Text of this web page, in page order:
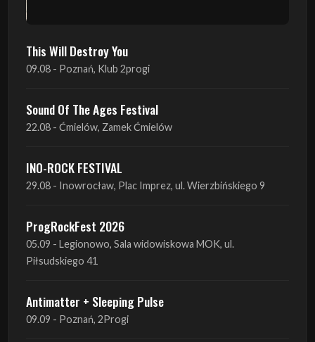
09.08 - Poznań, Klub 2progi
Sound Of The Ages Festival
22.08 - Ćmielów, Zamek Ćmielów
INO-ROCK FESTIVAL
29.08 - Inowrocław, Plac Imprez, ul. Wierzbińskiego 9
ProgRockFest 2026
Antimatter + Sleeping Pulse
09.09 - Poznań, 2Progi
Amelia Tokarska - Celtic Tales Quartet
10.09 - Rybnik, Teatr Ziemi Rybnickiej